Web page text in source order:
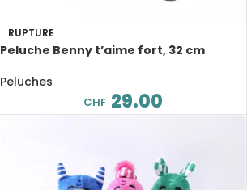
RUPTURE
Peluche Benny t’aime fort, 32 cm
Peluches
CHF 29.00